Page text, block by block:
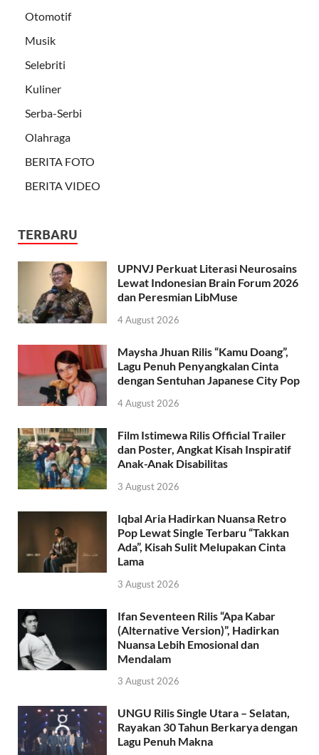
Otomotif
Musik
Selebriti
Kuliner
Serba-Serbi
Olahraga
BERITA FOTO
BERITA VIDEO
TERBARU
UPNVJ Perkuat Literasi Neurosains
Lewat Indonesian Brain Forum 2026
dan Peresmian LibMuse
4 August 2026
Maysha Jhuan Rilis “Kamu Doang”,
Lagu Penuh Penyangkalan Cinta
dengan Sentuhan Japanese City Pop
4 August 2026
Film Istimewa Rilis Official Trailer
dan Poster, Angkat Kisah Inspiratif
Anak-Anak Disabilitas
3 August 2026
Iqbal Aria Hadirkan Nuansa Retro
Pop Lewat Single Terbaru “Takkan
Ada”, Kisah Sulit Melupakan Cinta
Lama
3 August 2026
Ifan Seventeen Rilis “Apa Kabar
(Alternative Version)”, Hadirkan
Nuansa Lebih Emosional dan
Mendalam
3 August 2026
UNGU Rilis Single Utara – Selatan,
Rayakan 30 Tahun Berkarya dengan
Lagu Penuh Makna